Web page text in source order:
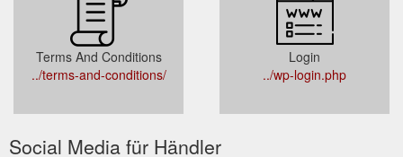
Terms And Conditions
../terms-and-conditions/
Login
../wp-login.php
Social Media für Händler